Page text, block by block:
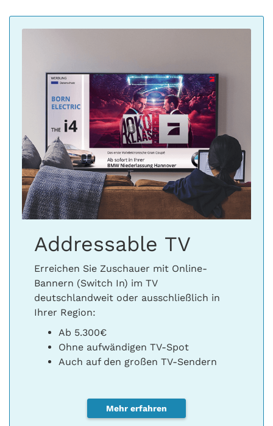
Addressable TV
Erreichen Sie Zuschauer mit Online-
Bannern (Switch In) im TV
deutschlandweit oder ausschließlich in
Ihrer Region:
Ab 5.300€
Ohne aufwändigen TV-Spot
Auch auf den großen TV-Sendern
Mehr erfahren